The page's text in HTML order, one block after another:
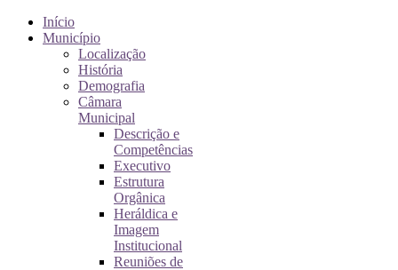
Início
Município
Localização
História
Demografia
Câmara
Municipal
Descrição e
Competências
Executivo
Estrutura
Orgânica
Heráldica e
Imagem
Institucional
Reuniões de